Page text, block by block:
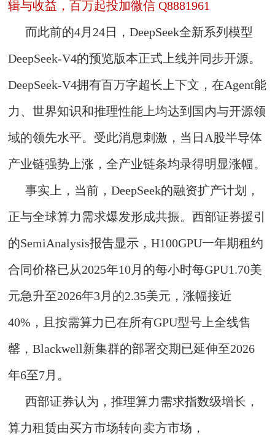
辑与收益，百万起投加微信 Q8881961
而此前的4月24日，DeepSeek全新系列模型
DeepSeek-V4的预览版本正式上线并同步开源。
DeepSeek-V4拥有百万字超长上下文，在Agent能
力、世界知识和推理性能上均达到国内与开源领
域的领先水平。受此消息刺激，当日A股半导体
产业链强势上涨，全产业链条均录得明显涨幅。
事实上，当前，DeepSeek的融资扩产计划，
正与全球算力需求爆发形成共振。西部证券援引
的SemiAnalysis报告显示，H100GPU一年期租约
合同价格已从2025年10月的每小时每GPU1.70美
元急升至2026年3月的2.35美元，涨幅接近
40%，且按需算力已在所有GPU型号上全线售
罄，Blackwell新集群的部署交期已延伸至2026
年6至7月。
西部证券认为，推理算力需求指数级增长，
算力租赁由买方市场转向卖方市场，